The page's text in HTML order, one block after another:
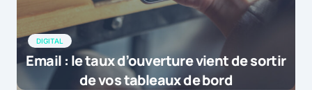
DIGITAL
Email : le taux d’ouverture vient de sortir
de vos tableaux de bord